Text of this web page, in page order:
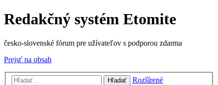
Redakčný systém Etomite
česko-slovenské fórum pre užívateľov s podporou zdarma
Prejsť na obsah
Hľadať
Rozšírené